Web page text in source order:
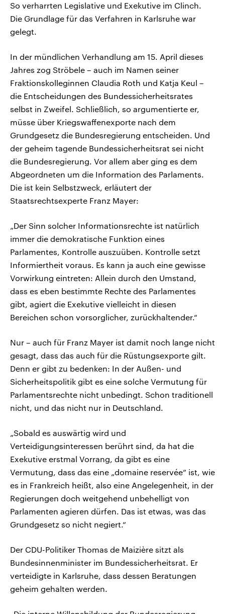
So verharrten Legislative und Exekutive im Clinch.
Die Grundlage für das Verfahren in Karlsruhe war
gelegt.
In der mündlichen Verhandlung am 15. April dieses
Jahres zog Ströbele – auch im Namen seiner
Fraktionskolleginnen Claudia Roth und Katja Keul –
die Entscheidungen des Bundessicherheitsrates
selbst in Zweifel. Schließlich, so argumentierte er,
müsse über Kriegswaffenexporte nach dem
Grundgesetz die Bundesregierung entscheiden. Und
der geheim tagende Bundessicherheitsrat sei nicht
die Bundesregierung. Vor allem aber ging es dem
Abgeordneten um die Information des Parlaments.
Die ist kein Selbstzweck, erläutert der
Staatsrechtsexperte Franz Mayer:
„Der Sinn solcher Informationsrechte ist natürlich
immer die demokratische Funktion eines
Parlamentes, Kontrolle auszuüben. Kontrolle setzt
Informiertheit voraus. Es kann ja auch eine gewisse
Vorwirkung eintreten: Allein durch den Umstand,
dass es eben bestimmte Rechte des Parlamentes
gibt, agiert die Exekutive vielleicht in diesen
Bereichen schon vorsorglicher, zurückhaltender.“
Nur – auch für Franz Mayer ist damit noch lange nicht
gesagt, dass das auch für die Rüstungsexporte gilt.
Denn er gibt zu bedenken: In der Außen- und
Sicherheitspolitik gibt es eine solche Vermutung für
Parlamentsrechte nicht unbedingt. Schon traditionell
nicht, und das nicht nur in Deutschland.
„Sobald es auswärtig wird und
Verteidigungsinteressen berührt sind, da hat die
Exekutive erstmal Vorrang, da gibt es eine
Vermutung, dass das eine „domaine reservée“ ist, wie
es in Frankreich heißt, also eine Angelegenheit, in der
Regierungen doch weitgehend unbehelligt von
Parlamenten agieren dürfen. Das ist etwas, was das
Grundgesetz so nicht negiert.“
Der CDU-Politiker Thomas de Maizière sitzt als
Bundesinnenminister im Bundessicherheitsrat. Er
verteidigte in Karlsruhe, dass dessen Beratungen
geheim gehalten werden.